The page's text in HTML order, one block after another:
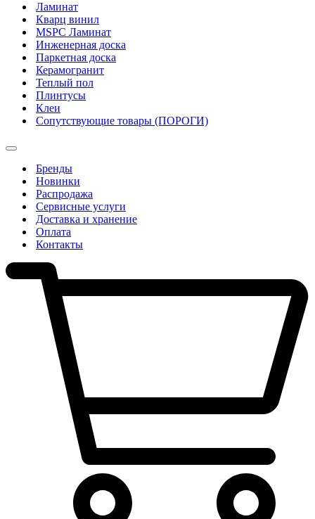
Ламинат
Кварц винил
MSPC Ламинат
Инженерная доска
Паркетная доска
Керамогранит
Теплый пол
Плинтусы
Клеи
Сопутствующие товары (ПОРОГИ)
Бренды
Новинки
Распродажа
Сервисные услуги
Доставка и хранение
Оплата
Контакты